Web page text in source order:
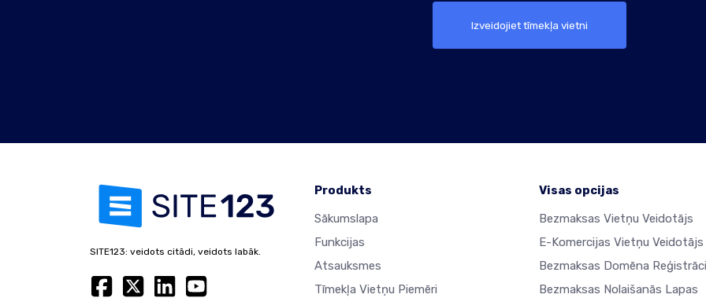
Izveidojiet tīmekļa vietni
SITE123: veidots citādi, veidots labāk.
Produkts
Sākumslapa
Funkcijas
Atsauksmes
Tīmekļa Vietņu Piemēri
Visas opcijas
Bezmaksas Vietņu Veidotājs
E-Komercijas Vietņu Veidotājs
Bezmaksas Domēna
Bezmaksas Nolaišanās Lapas